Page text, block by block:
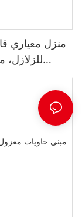
منزل معياري